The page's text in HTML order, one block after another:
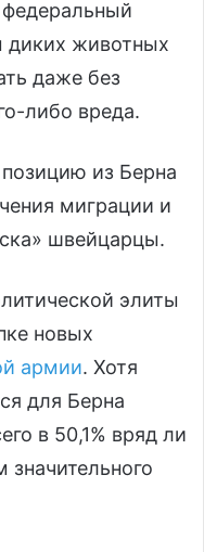
диких животных
даже без
либо вреда.
из Берна
миграции и
швейцарцы.
элиты
новых
армии. Хотя
для Берна
в 50,1% вряд ли
значительного